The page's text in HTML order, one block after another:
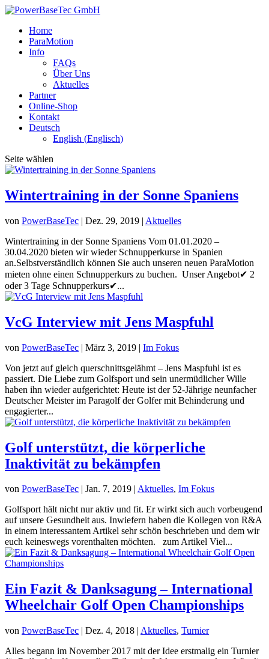
Home
ParaMotion
Info
FAQs
Über Uns
Aktuelles
Partner
Online-Shop
Kontakt
Deutsch
English (Englisch)
Seite wählen
Wintertraining in der Sonne Spaniens
von PowerBaseTec | Dez. 29, 2019 | Aktuelles
Wintertraining in der Sonne Spaniens Vom 01.01.2020 –
30.04.2020 bieten wir wieder Schnupperkurse in Spanien
an.Selbstverständlich können Sie auch unseren neuen ParaMotion
mieten ohne einen Schnupperkurs zu buchen. Unser Angebot✔ 2
oder 3 Tage Schnupperkurs✔...
VcG Interview mit Jens Maspfuhl
von PowerBaseTec | März 3, 2019 | Im Fokus
Von jetzt auf gleich querschnittsgelähmt – Jens Maspfuhl ist es
passiert. Die Liebe zum Golfsport und sein unermüdlicher Wille
haben ihn wieder aufgerichtet: Heute ist der 52-Jährige neunfacher
Deutscher Meister im Paragolf der Golfer mit Behinderung und
engagierter...
Golf unterstützt, die körperliche
Inaktivität zu bekämpfen
von PowerBaseTec | Jan. 7, 2019 | Aktuelles, Im Fokus
Golfsport hält nicht nur aktiv und fit. Er wirkt sich auch vorbeugend
auf unsere Gesundheit aus. Inwiefern haben die Kollegen von R&A
in einem interessantem Artikel sehr schön beschrieben und dem wir
euch keineswegs vorenthalten möchten. zum Artikel Viel...
Ein Fazit & Danksagung – International
Wheelchair Golf Open Championships
von PowerBaseTec | Dez. 4, 2018 | Aktuelles, Turnier
Alles begann im November 2017 mit der Idee erstmalig ein Turnier